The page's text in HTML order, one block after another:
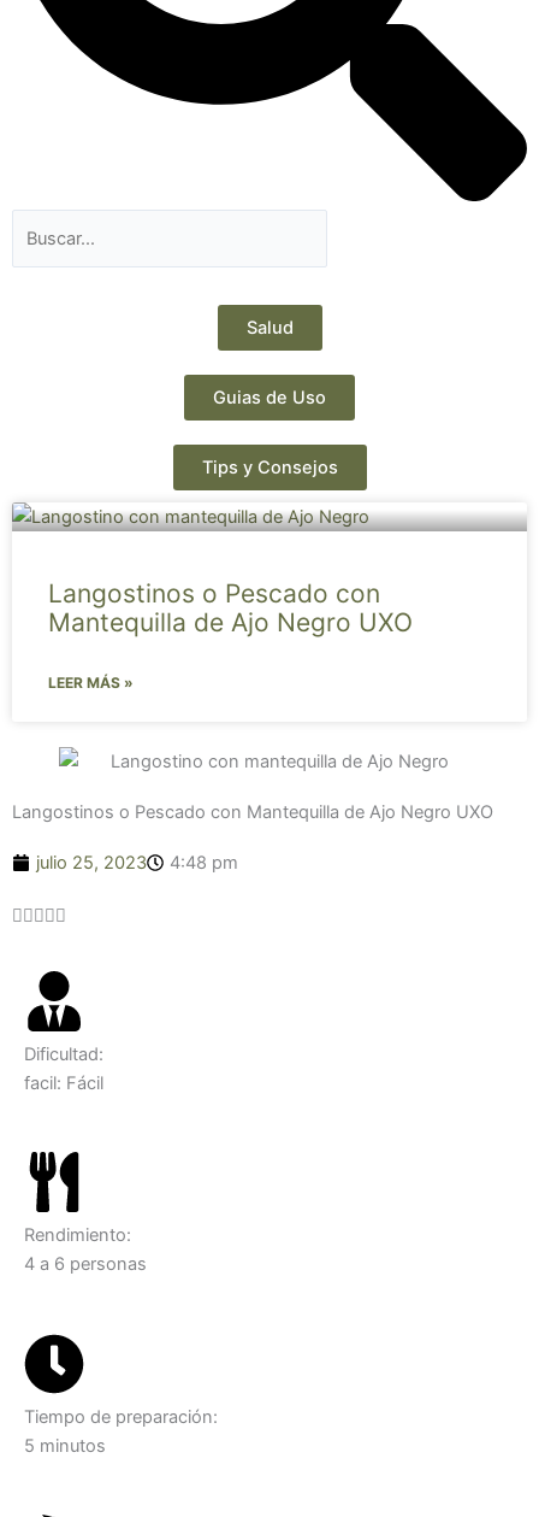
Salud
Guias de Uso
Tips y Consejos
Langostinos o Pescado con
Mantequilla de Ajo Negro UXO
LEER MÁS »
Langostinos o Pescado con Mantequilla de Ajo Negro UXO
julio 25, 2023 4:48 pm

4.6
de
5
Dificultad:
facil: Fácil
Rendimiento:
4 a 6 personas
Tiempo de preparación:
5 minutos